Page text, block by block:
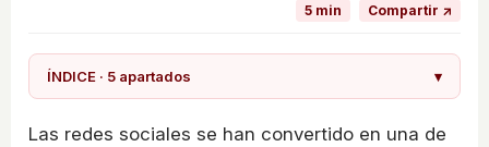
5 min
Compartir ↗
ÍNDICE · 5 apartados ▾
Las redes sociales se han convertido en una de